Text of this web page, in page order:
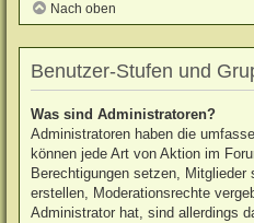
Nach oben
Benutzer-Stufen und
Was sind Administratoren?
Administratoren haben die
können jede Art von Aktion im
Berechtigungen setzen, Mitglieder
erstellen, Moderationsrechte
Administrator hat, sind allerdings